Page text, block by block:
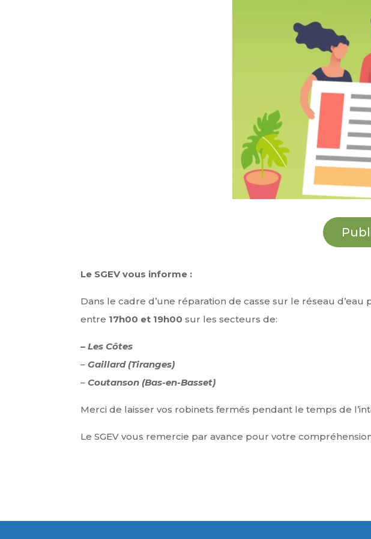
Le SGEV vous informe :
Dans le cadre d’une réparation de casse sur le réseau d’eau
entre 17h00 et 19h00 sur les secteurs de:
–Les Côtes
– Gaillard (Tiranges)
–Coutanson (Bas-en-Basset)
Merci de laisser vos robinets fermés pendant le temps de
Le SGEV vous remercie par avance pour votre